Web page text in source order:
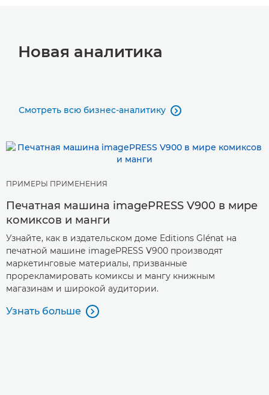
Новая аналитика
Смотреть всю бизнес-аналитику 
ПРИМЕРЫ ПРИМЕНЕНИЯ
Печатная машина imagePRESS V900 в мире
комиксов и манги
Узнайте, как в издательском доме Editions Glénat на
печатной машине imagePRESS V900 производят
маркетинговые материалы, призванные
прорекламировать комиксы и мангу книжным
магазинам и широкой аудитории.
Узнать больше 